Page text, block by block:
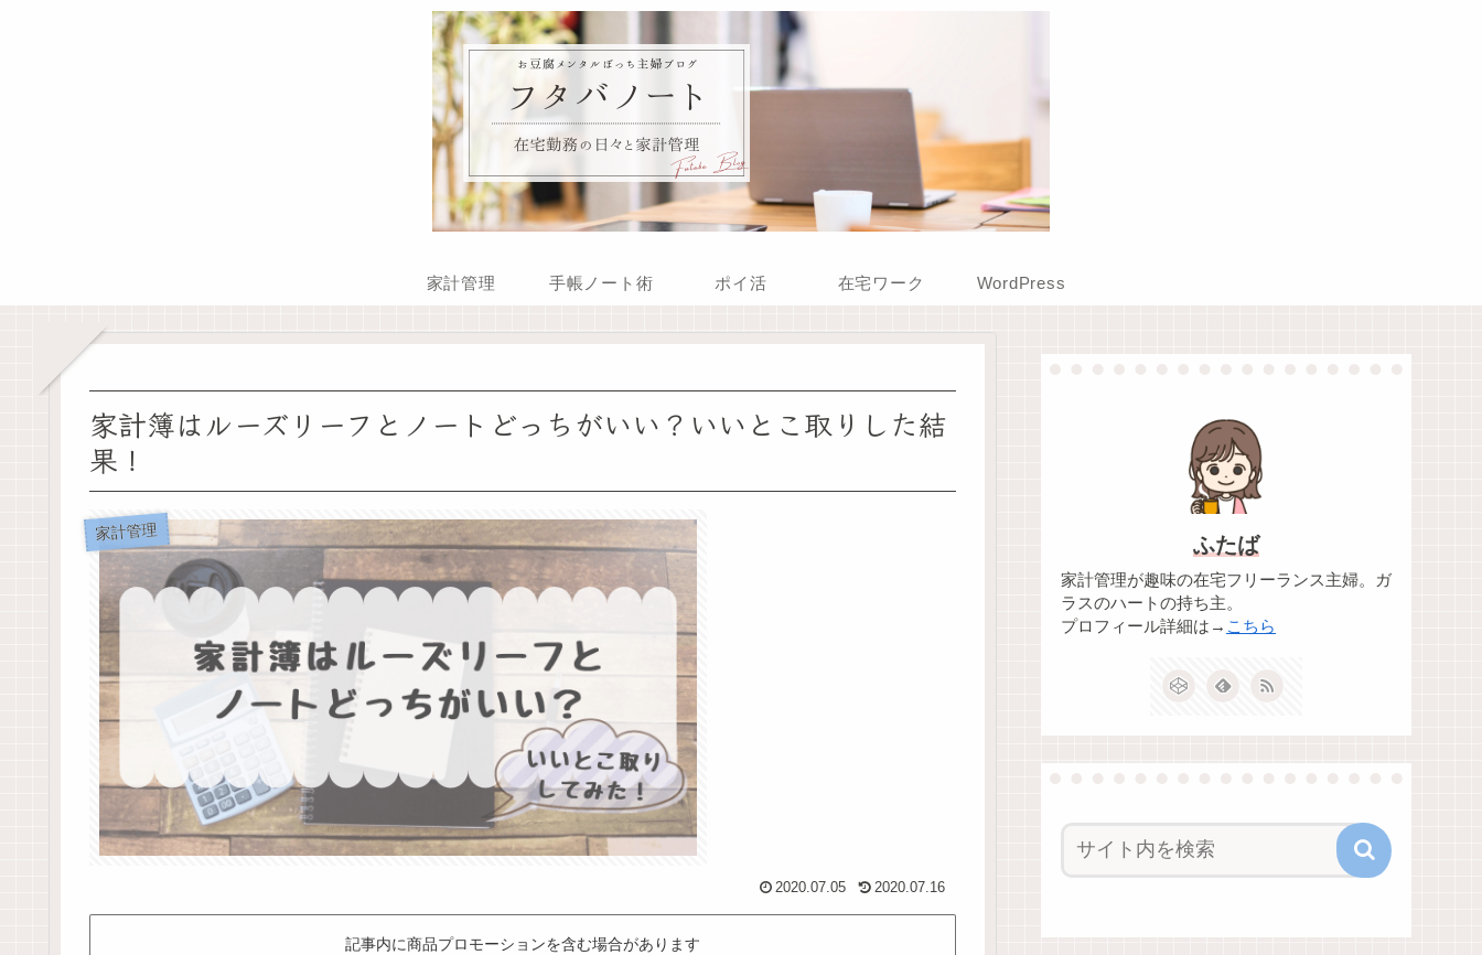
家計管理 手帳ノート術 ポイ活 在宅ワーク WordPress
家計簿はルーズリーフとノートどっちがいい？いいとこ取りした結
果！
家計管理
2020.07.05 2020.07.16
記事内に商品プロモーションを含む場合があります
ふたば
家計管理が趣味の在宅フリーランス主婦。ガ
ラスのハートの持ち主。
プロフィール詳細は→ こちら